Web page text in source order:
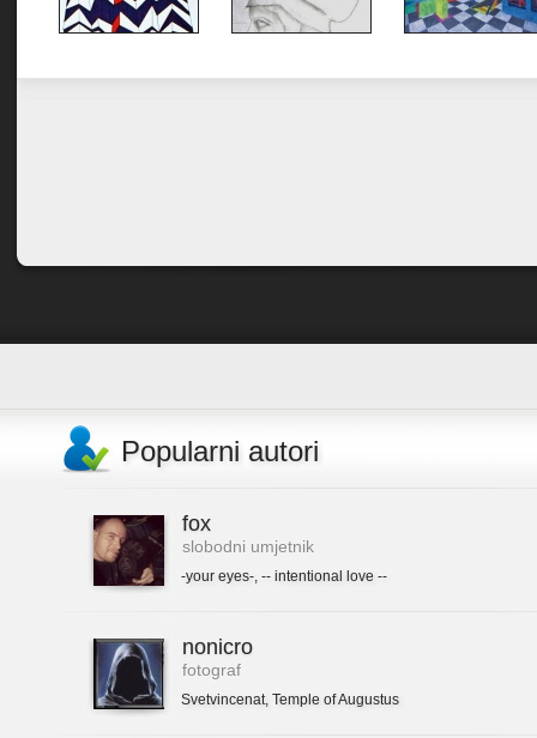
Popularni autori
fox
slobodni umjetnik
-your eyes-, -- intentional love --
nonicro
fotograf
Svetvincenat, Temple of Augustus